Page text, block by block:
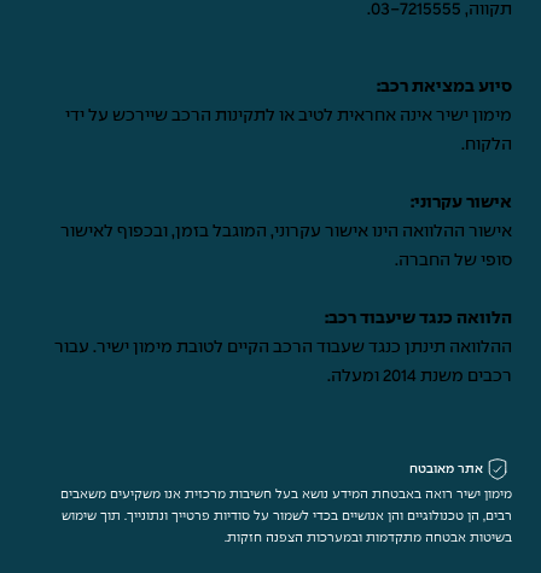
תקווה, 03-7215555
.
סיוע במציאת רכב:
מימון ישיר אינה אחראית לטיב או לתקינות הרכב שיירכש על ידי
הלקוח.
אישור עקרוני:
אישור ההלוואה הינו אישור עקרוני, המוגבל בזמן, ובכפוף לאישור
סופי של החברה.
הלוואה כנגד שיעבוד רכב:
ההלוואה תינתן כנגד שעבוד הרכב הקיים לטובת מימון ישיר. עבור
רכבים משנת 2014 ומעלה.
אתר מאובטח
מימון ישיר רואה באבטחת המידע נושא בעל חשיבות מרכזית אנו משקיעים משאבים
רבים, הן טכנולוגיים והן אנושיים בכדי לשמור על סודיות פרטייך ונתונייך. תוך שימוש
בשיטות אבטחה מתקדמות ובמערכות הצפנה חזקות.